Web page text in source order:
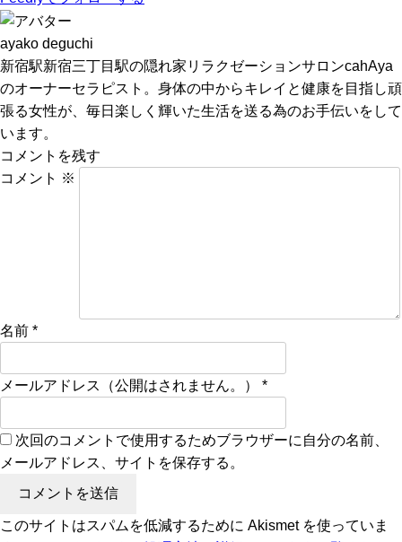
ayako deguchi
新宿駅新宿三丁目駅の隠れ家リラクゼーションサロンcahAya
のオーナーセラピスト。身体の中からキレイと健康を目指し頑
張る女性が、毎日楽しく輝いた生活を送る為のお手伝いをして
います。
コメントを残す
コメント ※
名前 *
メールアドレス（公開はされません。） *
次回のコメントで使用するためブラウザーに自分の名前、
メールアドレス、サイトを保存する。
このサイトはスパムを低減するために Akismet を使っていま